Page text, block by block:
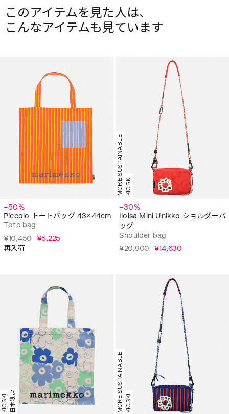
このアイテムを見た人は、
こんなアイテムも見ています
−50%
Piccolo トートバッグ 43×44cm
Tote bag
¥10,450 ¥5,225
再入荷
MORE SUSTAINABLE KIOSKI
−30%
Iloisa Mini Unikko ショルダーバ
ッグ
Shoulder bag
¥20,900 ¥14,630
KIOSKI日本限定 MORE SUSTAINABLE KIOSKI